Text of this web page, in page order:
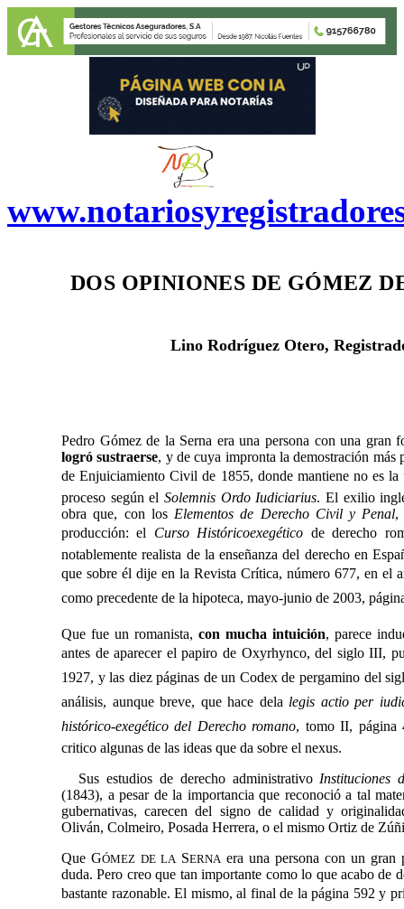
DOS OPINIONES DE GÓMEZ
Lino Rodríguez Otero,
Pedro Gómez de la Serna era una persona con una gran
logró sustraerse, y de cuya impronta la demostración más
de Enjuiciamiento Civil de 1855, donde mantiene no es
proceso según el Solemnis Ordo Iudiciarius. El exilio
obra que, con losElementos de Derecho Civil y Penal,
producción: el Curso Históricoexegético de derecho
notablemente realista de la enseñanza del derecho en
que sobre él dije en la Revista Crítica, número 677, en el
como precedente de la hipoteca, mayo-junio de 2003,
Que fue un romanista, con mucha intuición, parece
antes de aparecer el papiro de Oxyrhynco, del siglo III,
1927, y las diez páginas de un Codex de pergamino del
análisis, aunque breve, que hace dela legis actio per
histórico-exegético del Derecho romano, tomo II, página
critico algunas de las ideas que da sobre el nexus.
Sus estudios de derecho administrativo Instituciones
(1843), a pesar de la importancia que reconoció a tal
gubernativas, carecen del signo de calidad y
Oliván, Colmeiro, Posada Herrera, o el mismo Ortiz de
Que GÓMEZ DE LASERNAera una persona con un gran
duda. Pero creo que tan importante como lo que acabo de
bastante razonable.El mismo, al final de la página 592 y